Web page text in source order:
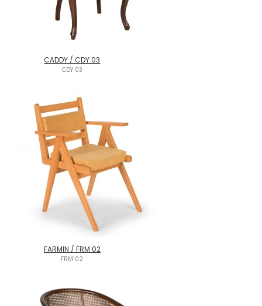
CADDY / CDY 03
CDY 03
FARMİN / FRM 02
FRM 02